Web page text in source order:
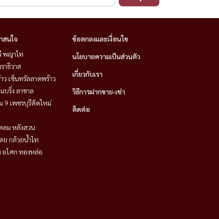
สนใจ
พญาไท
าธิวาส
ว เซ็นทรัลลาดพร้าว
บริ่ง ลาซาล
9 เพชรบุรีตัดใหม่
ลม หลังสวน
ย กล้วยน้ำไท
อโศก ทองหล่อ
ข้อตกลงและเงื่อนไข
นโยบายความเป็นส่วนตัว
เกี่ยวกับเรา
วิธีการฝากขาย-เช่า
ติดต่อ